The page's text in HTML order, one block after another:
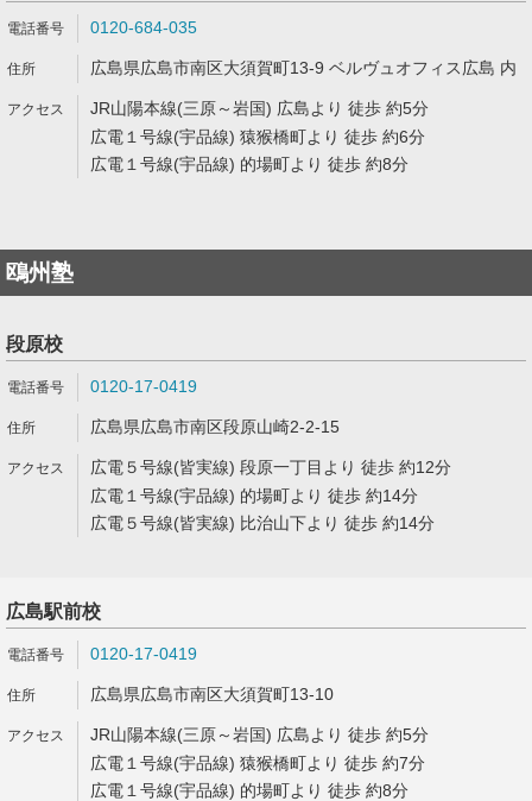
0120-684-035
広島県広島市南区大須賀町13-9 ベルヴュオフィス広島 内
JR山陽本線(三原～岩国) 広島より 徒歩 約5分
広電１号線(宇品線) 猿猴橋町より 徒歩 約6分
広電１号線(宇品線) 的場町より 徒歩 約8分
鴎州塾
段原校
0120-17-0419
広島県広島市南区段原山崎2-2-15
広電５号線(皆実線) 段原一丁目より 徒歩 約12分
広電１号線(宇品線) 的場町より 徒歩 約14分
広電５号線(皆実線) 比治山下より 徒歩 約14分
広島駅前校
0120-17-0419
広島県広島市南区大須賀町13-10
JR山陽本線(三原～岩国) 広島より 徒歩 約5分
広電１号線(宇品線) 猿猴橋町より 徒歩 約7分
広電１号線(宇品線) 的場町より 徒歩 約8分